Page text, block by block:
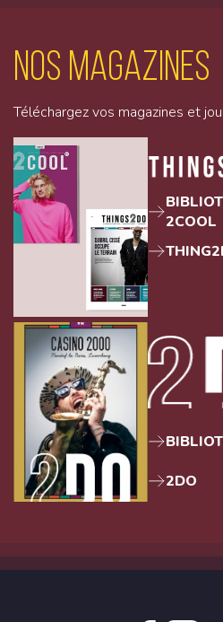
Nos magazines
Téléchargez vos magazines et
2COOL
2DO